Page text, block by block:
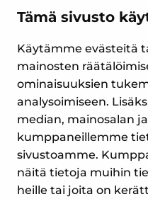
Tämä sivusto
Käytämme evästeitä
mainosten
ominaisuuksien
analysoimiseen.
median, mainosalan
kumppaneillemme
sivustoamme.
näitä tietoja muihin
heille tai joita on
Yrityspiha 7
00390 Helsinki
Puh. (09) 477 4560